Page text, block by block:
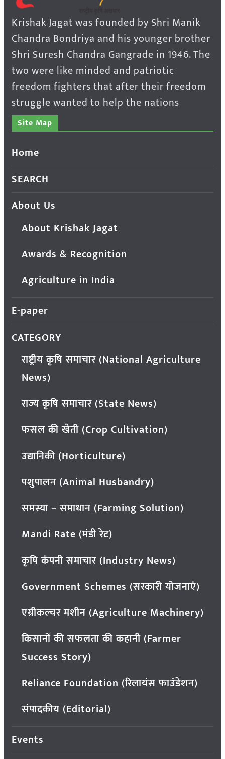
Krishak Jagat was founded by Shri Manik
Chandra Bondriya and his younger brother
Shri Suresh Chandra Gangrade in 1946. The
two were like minded and patriotic
freedom fighters that after their freedom
struggle wanted to help the nations
Site Map
Home
SEARCH
About Us
About Krishak Jagat
Awards & Recognition
Agriculture in India
E-paper
CATEGORY
राष्ट्रीय कृषि समाचार (National Agriculture
News)
राज्य कृषि समाचार (State News)
फसल की खेती (Crop Cultivation)
उद्यानिकी (Horticulture)
पशुपालन (Animal Husbandry)
समस्या – समाधान (Farming Solution)
Mandi Rate (मंडी रेट)
कृषि कंपनी समाचार (Industry News)
Government Schemes (सरकारी योजनाएं)
एग्रीकल्चर मशीन (Agriculture Machinery)
किसानों की सफलता की कहानी (Farmer
Success Story)
Reliance Foundation (रिलायंस फाउंडेशन)
संपादकीय (Editorial)
Events